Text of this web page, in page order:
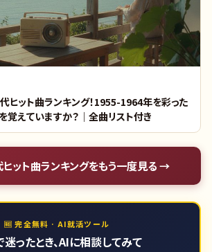
ヒット曲ランキング！1955-1964年を彩った
覚えていますか？｜全曲リスト付き
ット曲ランキングをもう一度見る →
🆓 完全無料 · AI就活ツール
ったとき、AIに相談してみて